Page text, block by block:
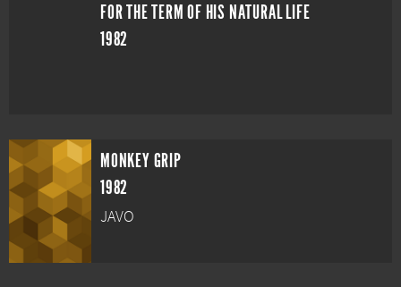
FOR THE TERM OF HIS NATURAL LIFE
1982
MONKEY GRIP
1982
JAVO